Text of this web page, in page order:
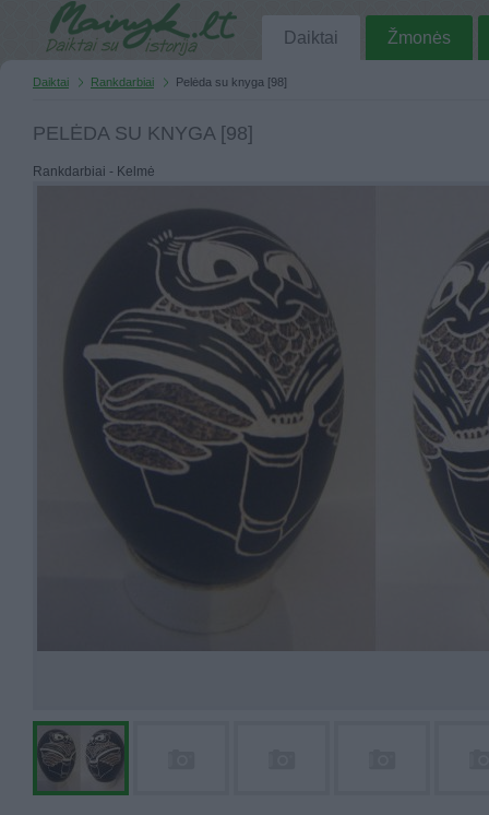
Daiktai Žmonės
Daiktai Rankdarbiai Pelėda su knyga [98]
PELĖDA SU KNYGA [98]
Rankdarbiai - Kelmė